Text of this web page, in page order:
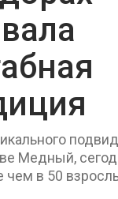
Медный,
чем в 50